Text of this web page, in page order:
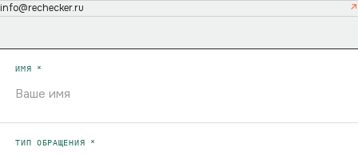
info@rechecker.ru
ИМЯ *
ТИП ОБРАЩЕНИЯ *